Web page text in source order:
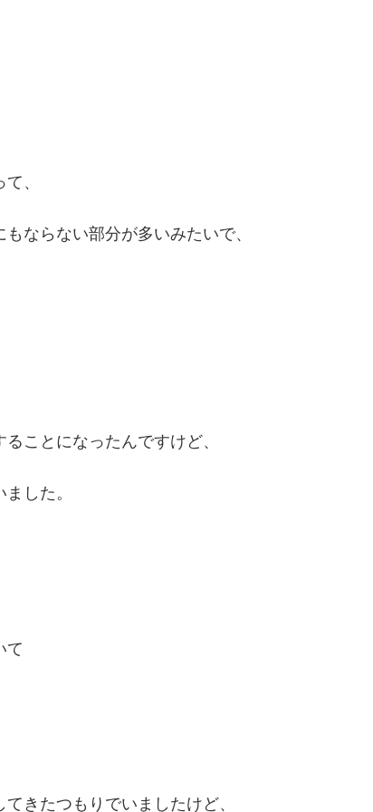
、
ならない部分が多いみたいで、
ことになったんですけど、
した。
て
きたつもりでいましたけど、